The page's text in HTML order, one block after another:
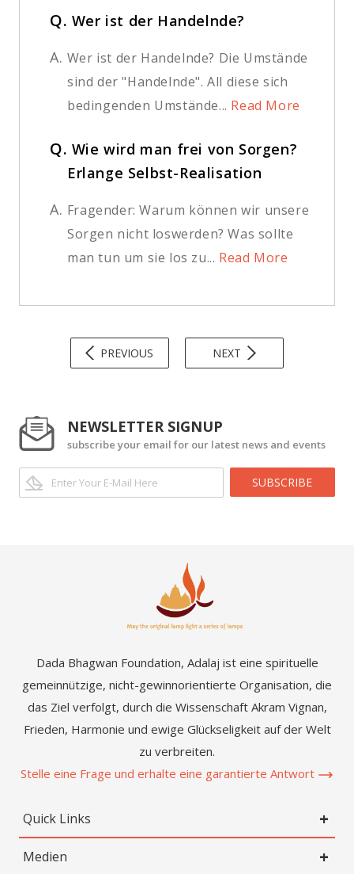
Q. Wer ist der Handelnde?
A. Wer ist der Handelnde? Die Umstände
sind der "Handelnde". All diese sich
bedingenden Umstände... Read More
Q. Wie wird man frei von Sorgen?
Erlange Selbst-Realisation
A. Fragender: Warum können wir unsere
Sorgen nicht loswerden? Was sollte
man tun um sie los zu... Read More
PREVIOUS NEXT
NEWSLETTER SIGNUP
subscribe your email for our latest news and events
SUBSCRIBE
Dada Bhagwan Foundation, Adalaj ist eine spirituelle
gemeinnützige, nicht-gewinnorientierte Organisation, die
das Ziel verfolgt, durch die Wissenschaft Akram Vignan,
Frieden, Harmonie und ewige Glückseligkeit auf der Welt
zu verbreiten.
Stelle eine Frage und erhalte eine garantierte Antwort
Quick Links
Medien